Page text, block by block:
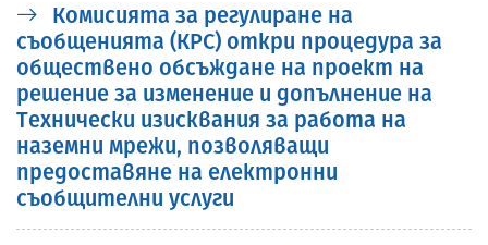
Комисията за регулиране на
съобщенията (КРС) откри процедура за
обществено обсъждане на проект на
решение за изменение и допълнение на
Tехнически изисквания за работа на
наземни мрежи, позволяващи
предоставяне на електронни
съобщителни услуги